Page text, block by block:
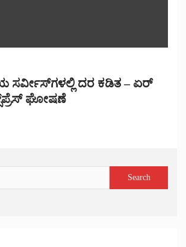
ಸರ್ವೀಸ್‌ಗಳಲ್ಲಿ ದರ ಕಡಿತ – ಏರ್
ಘೋಷಣೆ